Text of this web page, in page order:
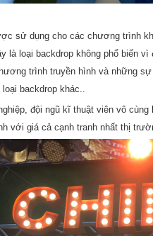
sử dụng cho các chương trình
là loại backdrop không phổ biến
trình truyền hình và những
backdrop khác..
đội ngũ kĩ thuật viên vô cùng
với giá cả cạnh tranh nhất thị